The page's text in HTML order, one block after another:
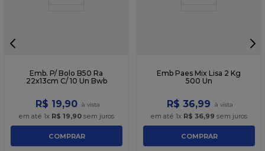
Emb. P/ Bolo B50 Ra
22x13cm C/ 10 Un Bwb
R$ 19,90
em até 1x R$ 19,90 sem juros
COMPRAR
Emb Paes Mix Lisa 2 Kg
500 Un
R$ 36,99
em até 1x R$ 36,99 sem juros
COMPRAR